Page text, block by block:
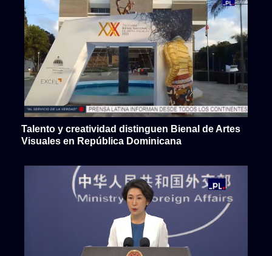
Talento y creatividad distinguen Bienal de Artes
Visuales en República Dominicana